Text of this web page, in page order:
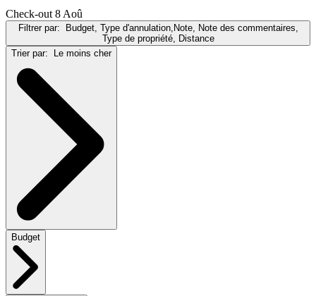
Check-out 8 Aoû
Filtrer par:
Budget, Type d'annulation,Note, Note des commentaires,
Type de propriété, Distance
Trier par:
Le moins cher
Budget